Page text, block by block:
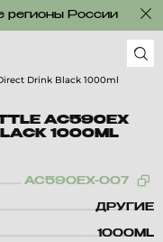
регионы России
AC590EX
1000ML
AC590EX-007
ДРУГИЕ
1000ML